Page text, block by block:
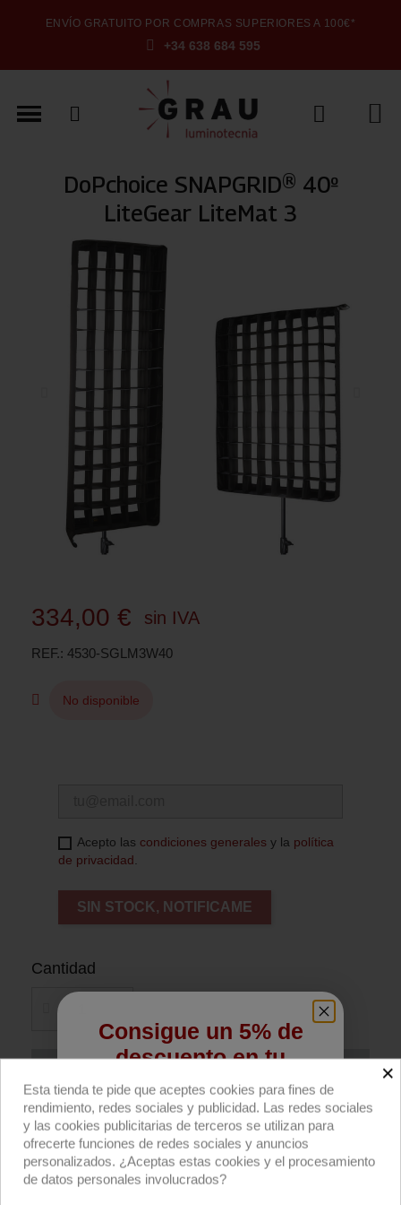
ENVÍO GRATUITO POR COMPRAS SUPERIORES A 100€*
+34 638 684 595
DoPchoice SNAPGRID® 40º
LiteGear LiteMat 3
334,00 € sin IVA
REF. 4530-SGLM3W40
No disponible
Acepto las condiciones generales y la política
de privacidad.
SIN STOCK, NOTIFICAME
Cantidad
Compra ahora
SNAPGRID® 40º de DoPchoice para paneles
×
Esta tienda te pide que aceptes cookies para fines de
rendimiento, redes sociales y publicidad. Las redes sociales
y las cookies publicitarias de terceros se utilizan para
ofrecerte funciones de redes sociales y anuncios
personalizados. ¿Aceptas estas cookies y el procesamiento
de datos personales involucrados?
Consigue un 5% de
descuento en tu
primera compra
Regístrate para recibir el descuento.
Email